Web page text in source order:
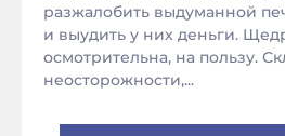
разжалобить выдуманной
и выудить у них деньги.
осмотрительна, на пользу.
неосторожности,...